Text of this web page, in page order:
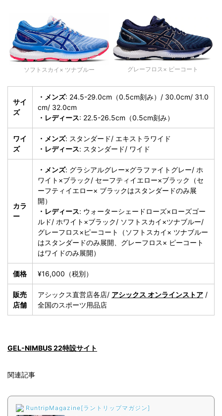
ソフトスカイ× ツナブルー グレーフロス× ピーコート
サイ
ズ
・メンズ: 24.5-29.0cm（0.5cm刻み）/ 30.0cm/ 31.0
cm/ 32.0cm
・レディース: 22.5-26.5cm（0.5cm刻み）
ワイ
ズ
・メンズ: スタンダード/ エキストラワイド
・レディース: スタンダード/ ワイド
カラ
ー
・メンズ: グラシアルグレー×グラファイトグレー/ ホ
ワイト×ブラック/ セーフティイエロー×ブラック（セ
ーフティイエロー× ブラックはスタンダードのみ展
開）
・レディース: ウォーターシェードローズ×ローズゴー
ルド/ ホワイト×ブラック/ ソフトスカイ×ツナブルー/
グレーフロス×ピーコート（ソフトスカイ× ツナブルー
はスタンダードのみ展開、グレーフロス× ピーコート
はワイドのみ展開）
価格 ¥16,000（税別）
販売
店舗
アシックス直営店各店/ アシックス オンラインストア /
全国のスポーツ用品店
GEL-NIMBUS 22特設サイト
関連記事
RuntripMagazine[ラントリップマガジン]